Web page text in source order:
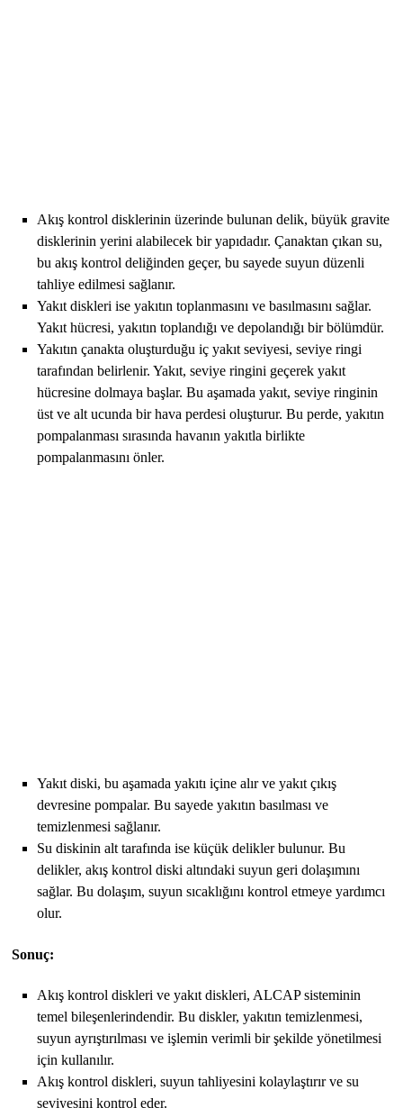
Akış kontrol disklerinin üzerinde bulunan delik, büyük gravite
disklerinin yerini alabilecek bir yapıdadır. Çanaktan çıkan su,
bu akış kontrol deliğinden geçer, bu sayede suyun düzenli
tahliye edilmesi sağlanır.
Yakıt diskleri ise yakıtın toplanmasını ve basılmasını sağlar.
Yakıt hücresi, yakıtın toplandığı ve depolandığı bir bölümdür.
Yakıtın çanakta oluşturduğu iç yakıt seviyesi, seviye ringi
tarafından belirlenir. Yakıt, seviye ringini geçerek yakıt
hücresine dolmaya başlar. Bu aşamada yakıt, seviye ringinin
üst ve alt ucunda bir hava perdesi oluşturur. Bu perde, yakıtın
pompalanması sırasında havanın yakıtla birlikte
pompalanmasını önler.
Yakıt diski, bu aşamada yakıtı içine alır ve yakıt çıkış
devresine pompalar. Bu sayede yakıtın basılması ve
temizlenmesi sağlanır.
Su diskinin alt tarafında ise küçük delikler bulunur. Bu
delikler, akış kontrol diski altındaki suyun geri dolaşımını
sağlar. Bu dolaşım, suyun sıcaklığını kontrol etmeye yardımcı
olur.
Sonuç:
Akış kontrol diskleri ve yakıt diskleri, ALCAP sisteminin
temel bileşenlerindendir. Bu diskler, yakıtın temizlenmesi,
suyun ayrıştırılması ve işlemin verimli bir şekilde yönetilmesi
için kullanılır.
Akış kontrol diskleri, suyun tahliyesini kolaylaştırır ve su
seviyesini kontrol eder.